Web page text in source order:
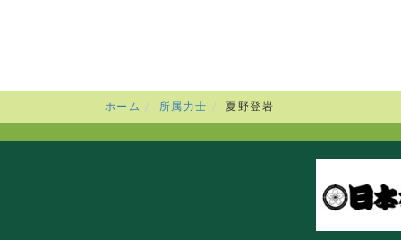
ホーム 所属力士 夏野登岩